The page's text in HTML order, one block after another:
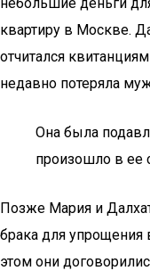
квартиру в Москве.
отчитался
недавно потеряла
Она была
произошло в ее
Позже Мария и
брака для упрощения
этом они